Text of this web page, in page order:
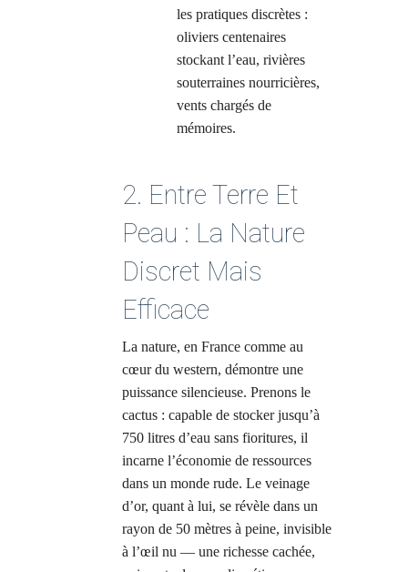
les pratiques discrètes :
oliviers centenaires
stockant l’eau, rivières
souterraines nourricières,
vents chargés de
mémoires.
2. Entre Terre Et
Peau : La Nature
Discret Mais
Efficace
La nature, en France comme au
cœur du western, démontre une
puissance silencieuse. Prenons le
cactus : capable de stocker jusqu’à
750 litres d’eau sans fioritures, il
incarne l’économie de ressources
dans un monde rude. Le veinage
d’or, quant à lui, se révèle dans un
rayon de 50 mètres à peine, invisible
à l’œil nu — une richesse cachée,